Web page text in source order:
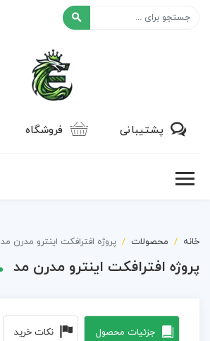
پشتیبانی فروشگاه
خانه محصولات پروژه افترافکت اینترو مدرن مد
پروژه افترافکت اینترو مدرن مد
جزئیات محصول نکات خرید